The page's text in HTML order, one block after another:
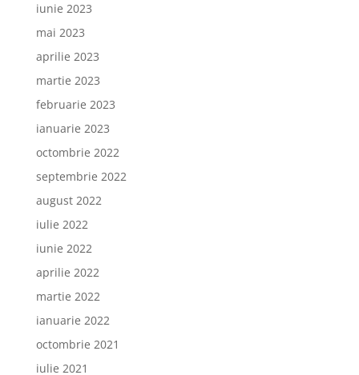
iunie 2023
mai 2023
aprilie 2023
martie 2023
februarie 2023
ianuarie 2023
octombrie 2022
septembrie 2022
august 2022
iulie 2022
iunie 2022
aprilie 2022
martie 2022
ianuarie 2022
octombrie 2021
iulie 2021